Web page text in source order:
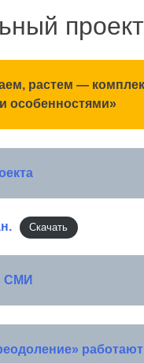
растем —
особенностями»
Скачать
СМИ